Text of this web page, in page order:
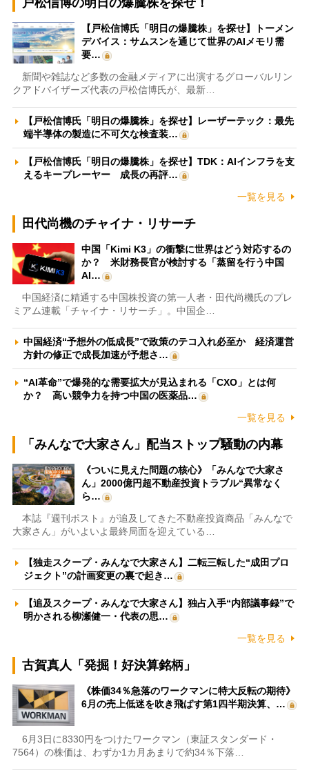
戸松信博の明日の爆騰株を探せ！
【戸松信博氏「明日の爆騰株」を探せ】トーメン
デバイス：サムスンを通じて世界のAIメモリ需
要…
新聞や雑誌など多数の金融メディアに出演するグローバルリン
クアドバイザーズ代表の戸松信博氏が、最新…
【戸松信博氏「明日の爆騰株」を探せ】レーザーテック：最先
端半導体の製造に不可欠な検査装…
【戸松信博氏「明日の爆騰株」を探せ】TDK：AIインフラを支
えるキープレーヤー 成長の再評…
一覧を見る
田代尚機のチャイナ・リサーチ
中国「Kimi K3」の衝撃に世界はどう対応するの
か？ 米財務長官が検討する「蒸留を行う中国
AI…
中国経済に精通する中国株投資の第一人者・田代尚機氏のプレ
ミアム連載「チャイナ・リサーチ」。中国企…
中国経済“予想外の低成長”で政策のテコ入れ必至か 経済運営
方針の修正で成長加速が予想さ…
“AI革命”で爆発的な需要拡大が見込まれる「CXO」とは何
か？ 高い競争力を持つ中国の医薬品…
一覧を見る
「みんなで大家さん」配当ストップ騒動の内幕
《ついに見えた問題の核心》「みんなで大家さ
ん」2000億円超不動産投資トラブル“異常なく
ら…
本誌『週刊ポスト』が追及してきた不動産投資商品「みんなで
大家さん」がいよいよ最終局面を迎えている…
【独走スクープ・みんなで大家さん】二転三転した“成田プロ
ジェクト”の計画変更の裏で起き…
【追及スクープ・みんなで大家さん】独占入手“内部議事録”で
明かされる柳瀬健一・代表の思…
一覧を見る
古賀真人「発掘！好決算銘柄」
《株価34％急落のワークマンに特大反転の期待》
6月の売上低迷を吹き飛ばす第1四半期決算、…
6月3日に8330円をつけたワークマン（東証スタンダード・
7564）の株価は、わずか1カ月あまりで約34％下落…